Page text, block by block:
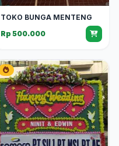
TOKO BUNGA MENTENG
Rp 500.000